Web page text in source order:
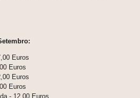
Euros
Euros
Euros
Euros
- 12,00 Euros